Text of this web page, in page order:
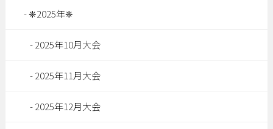
❈2025年❈
2025年10月大会
2025年11月大会
2025年12月大会